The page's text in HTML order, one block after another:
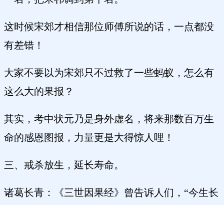
这时候宋郊才相信那位师傅所说的话，一点都没
有差错！
大家不要以为宋郊只不过救了一些蚂蚁，怎么有
这么大的果报？
其实，考中状元乃是身外虚名，将来那数百万生
命的感恩图报，力量更是大得惊人哩！
三、戒杀放生，延长寿命。
诸葛长青：《三世因果经》曾告诉人们，“今生长